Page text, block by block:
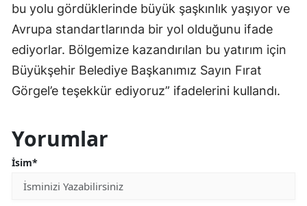
bu yolu gördüklerinde büyük şaşkınlık yaşıyor ve
Avrupa standartlarında bir yol olduğunu ifade
ediyorlar. Bölgemize kazandırılan bu yatırım için
Büyükşehir Belediye Başkanımız Sayın Fırat
Görgel’e teşekkür ediyoruz” ifadelerini kullandı.
Yorumlar
İsim*